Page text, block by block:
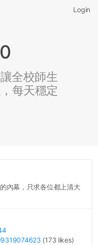
Login
全校師生
每天穩定
內幕，只求各位都上清大
(173 likes)